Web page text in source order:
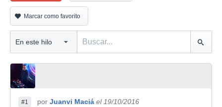
Marcar como favorito
#1 por Juanvi Maciá el 19/10/2016